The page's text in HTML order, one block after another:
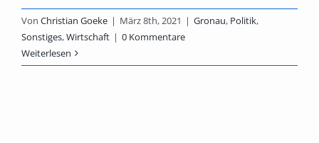
Von Christian Goeke | März 8th, 2021 | Gronau, Politik,
Sonstiges,Wirtschaft | 0 Kommentare
Weiterlesen